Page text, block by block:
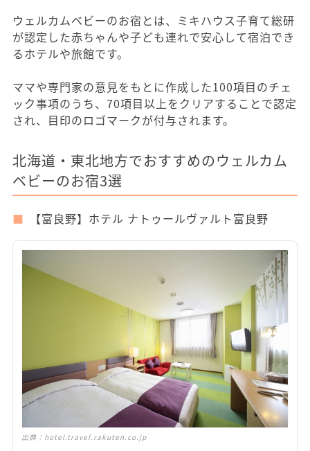
ウェルカムベビーのお宿とは、ミキハウス子育て総研
が認定した赤ちゃんや子ども連れで安心して宿泊でき
るホテルや旅館です。
ママや専門家の意見をもとに作成した100項目のチェ
ック事項のうち、70項目以上をクリアすることで認定
され、目印のロゴマークが付与されます。
北海道・東北地方でおすすめのウェルカム
ベビーのお宿3選
【富良野】ホテル ナトゥールヴァルト富良野
出典： hotel.travel.rakuten.co.jp